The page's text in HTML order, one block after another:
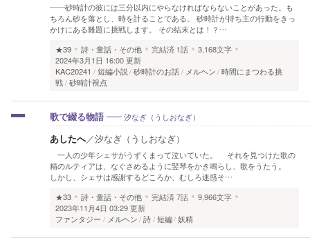
――砂時計の彼には三分以内にやらなければならないことがあった。も
ちろん砂を落とし、時を計ることである。 砂時計が持ち主の行動をきっ
かけにある難題に挑戦します。 その結末とは！？…
★39
詩・童話・その他 完結済 1話
3,168文字
2024年3月1日 16:00 更新
KAC20241
短編小説 砂時計のお話 メルヘン 時間にまつわる挑
戦 砂時計視点
歌で綴る物語 汐なぎ（うしおなぎ）
あしたへ／汐なぎ（うしおなぎ）
一人の少年シェサがうずくまって泣いていた。 それを見つけた歌の
精のルティアは、なぐさめるように竪琴をかき鳴らし、歌をうたう。
しかし、シェサは感謝するどころか、むしろ迷惑そ…
★33
詩・童話・その他 完結済7話
9,966文字
2023年11月4日 03:29 更新
ファンタジー
メルヘン 詩 短編 妖精